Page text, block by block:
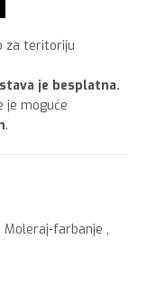
za teritoriju
je besplatna.
je moguće
.
Moleraj-farbanje ,